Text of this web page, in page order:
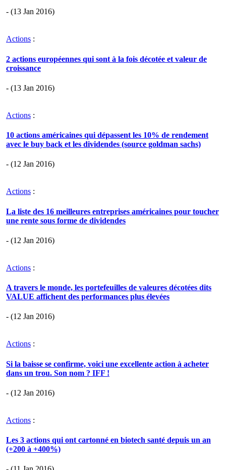
- (13 Jan 2016)
Actions :
2 actions européennes qui sont à la fois décotée et valeur de
croissance
- (13 Jan 2016)
Actions :
10 actions américaines qui dépassent les 10% de rendement
avec le buy back et les dividendes (source goldman sachs)
- (12 Jan 2016)
Actions :
La liste des 16 meilleures entreprises américaines pour toucher
une rente sous forme de dividendes
- (12 Jan 2016)
Actions :
A travers le monde, les portefeuilles de valeures décotées dits
VALUE affichent des performances plus élevées
- (12 Jan 2016)
Actions :
Si la baisse se confirme, voici une excellente action à acheter
dans un trou. Son nom ? IFF !
- (12 Jan 2016)
Actions :
Les 3 actions qui ont cartonné en biotech santé depuis un an
(+200 à +400%)